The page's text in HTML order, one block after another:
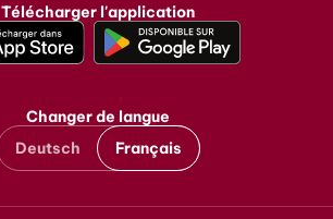
Télécharger l'application
Changer de langue
Deutsch
Français